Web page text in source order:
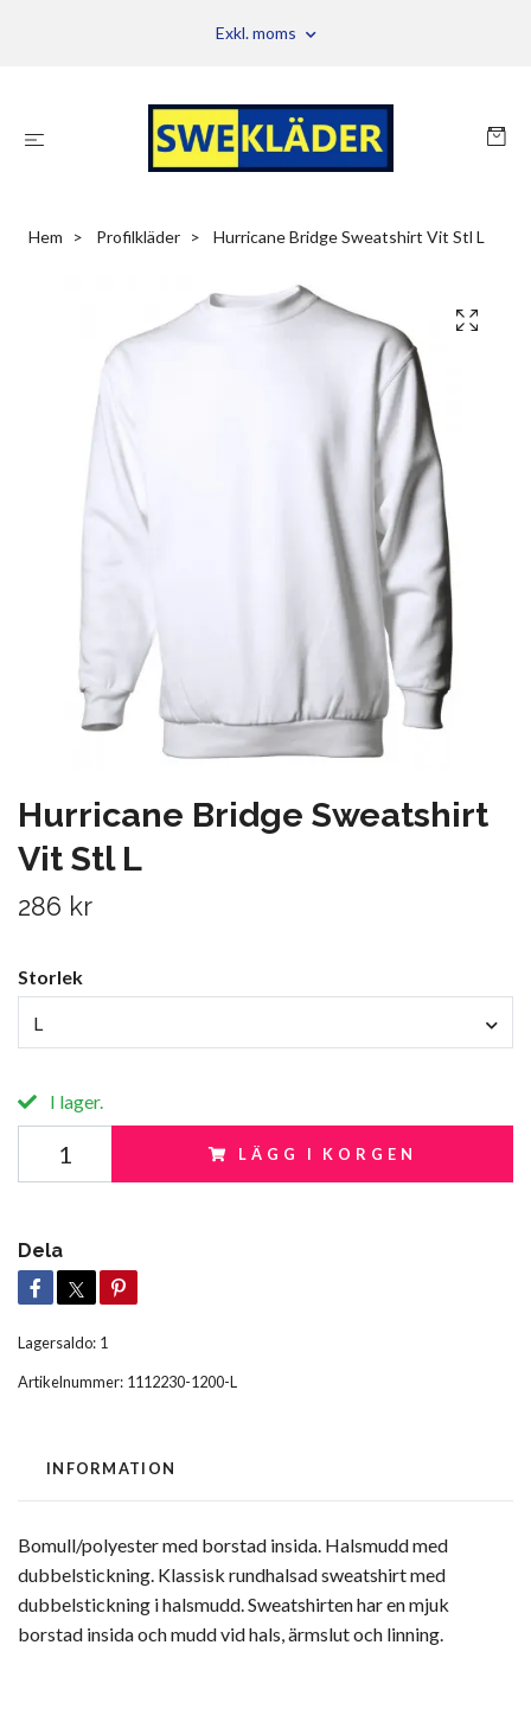
Exkl. moms
Hem Profilkläder Hurricane Bridge Sweatshirt Vit Stl L
Hurricane Bridge Sweatshirt
Vit Stl L
286 kr
Storlek
L
I lager.
LÄGG I KORGEN
Dela
Lagersaldo: 1
Artikelnummer: 1112230-1200-L
INFORMATION
Bomull/polyester med borstad insida. Halsmudd med
dubbelstickning. Klassisk rundhalsad sweatshirt med
dubbelstickning i halsmudd. Sweatshirten har en mjuk
borstad insida och mudd vid hals, ärmslut och linning.